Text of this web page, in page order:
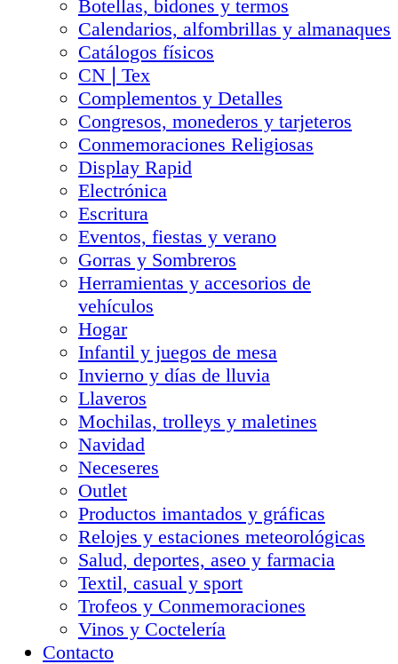
Botellas, bidones y termos
Calendarios, alfombrillas y almanaques
Catálogos físicos
CN❘Tex
Complementos y Detalles
Congresos, monederos y tarjeteros
Conmemoraciones Religiosas
Display Rapid
Electrónica
Escritura
Eventos, fiestas y verano
Gorras y Sombreros
Herramientas y accesorios de
vehículos
Hogar
Infantil y juegos de mesa
Invierno y días de lluvia
Llaveros
Mochilas, trolleys y maletines
Navidad
Neceseres
Outlet
Productos imantados y gráficas
Relojes y estaciones meteorológicas
Salud, deportes, aseo y farmacia
Textil, casual y sport
Trofeos y Conmemoraciones
Vinos y Coctelería
Contacto